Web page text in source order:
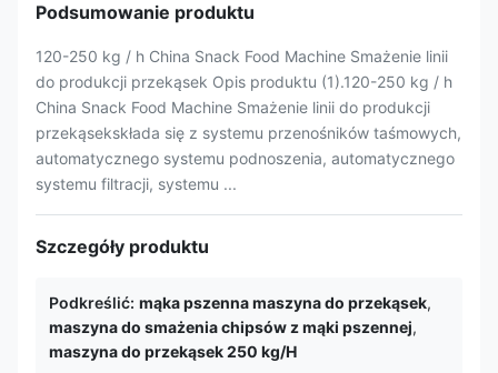
Podsumowanie produktu
120-250 kg / h China Snack Food Machine Smażenie linii
do produkcji przekąsek Opis produktu (1).120-250 kg / h
China Snack Food Machine Smażenie linii do produkcji
przekąsekskłada się z systemu przenośników taśmowych,
automatycznego systemu podnoszenia, automatycznego
systemu filtracji, systemu ...
Szczegóły produktu
Podkreślić: mąka pszenna maszyna do przekąsek,
maszyna do smażenia chipsów z mąki pszennej,
maszyna do przekąsek 250 kg/H